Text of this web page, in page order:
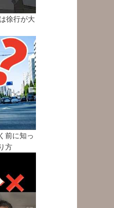
徐行が大
前に知っ
方